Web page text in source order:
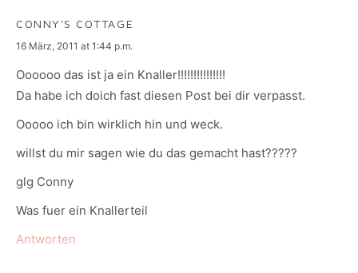
CONNY'S COTTAGE
says:
16 März, 2011 at 1:44 p.m.
Oooooo das ist ja ein Knaller!!!!!!!!!!!!!!!
Da habe ich doich fast diesen Post bei dir verpasst.
Ooooo ich bin wirklich hin und weck.
willst du mir sagen wie du das gemacht hast?????
glg Conny
Was fuer ein Knallerteil
Antworten